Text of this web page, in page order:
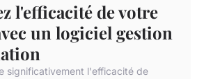
l'efficacité de votre
un logiciel gestion
significativement l'efficacité de